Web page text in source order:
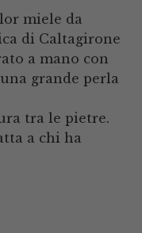
miele da
di Caltagirone
a mano con
grande perla
tra le pietre.
a chi ha